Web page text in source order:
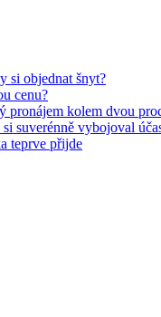
si objednat šnyt?
cenu?
kolem dvou
suverénně vybojoval
teprve přijde